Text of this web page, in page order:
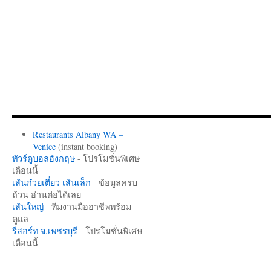
Restaurants Albany WA –
Venice(instant booking)
ทัวร์ดูบอลอังกฤษ - โปรโมชั่นพิเศษ
เดือนนี้
เส้นก๋วยเตี๋ยว เส้นเล็ก - ข้อมูลครบ
ถ้วน อ่านต่อได้เลย
เส้นใหญ่ - ทีมงานมืออาชีพพร้อม
ดูแล
รีสอร์ท จ.เพชรบุรี - โปรโมชั่นพิเศษ
เดือนนี้